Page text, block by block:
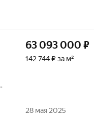
63 093 000 ₽
142 744 ₽ за м²
28 мая 2025